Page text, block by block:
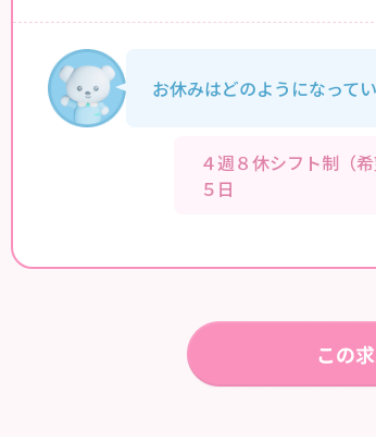
お休みはどのようになって
４週８休シフト制（
５日